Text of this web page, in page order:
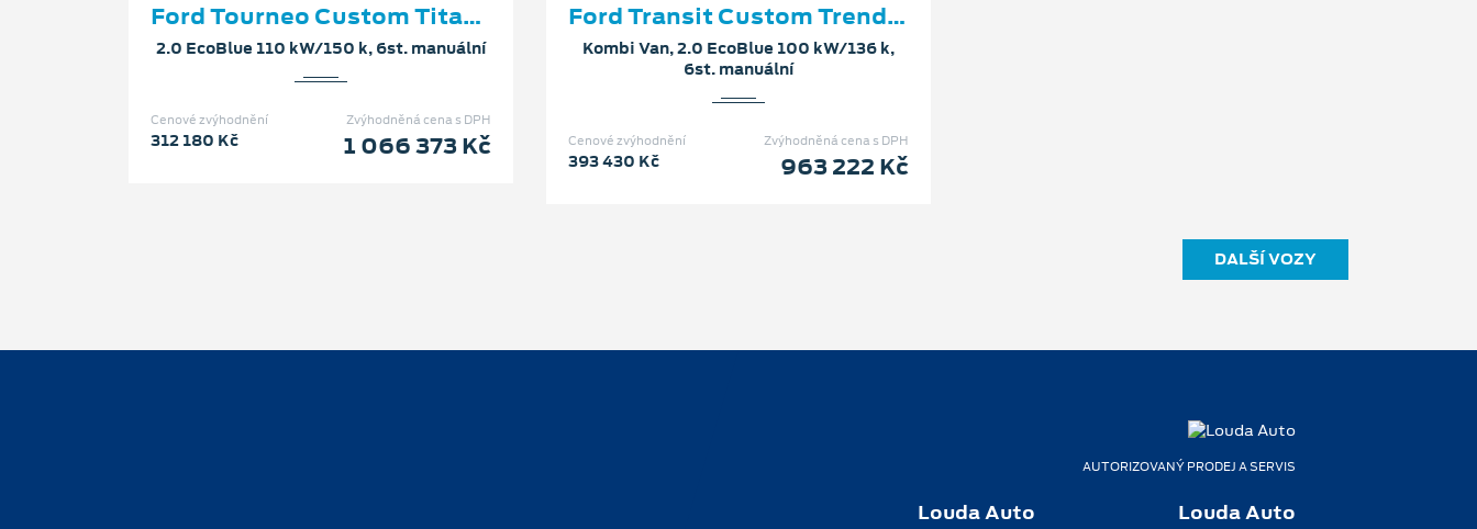
Ford Tourneo Custom Titanium L2
2.0 EcoBlue 110 kW/150 k, 6st. manuální
Zvýhodněná cena s DPH
1 066 373 Kč
Cenové zvýhodnění
312 180 Kč
Ford Transit Custom Trend 320 L2
Kombi Van, 2.0 EcoBlue 100 kW/136 k,
6st. manuální
Zvýhodněná cena s DPH
963 222 Kč
Cenové zvýhodnění
393 430 Kč
DALŠÍ VOZY
AUTORIZOVANÝ PRODEJ A SERVIS
Louda Auto Louda Auto